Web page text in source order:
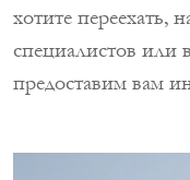
хотите переехать,
специалистов или
предоставим вам